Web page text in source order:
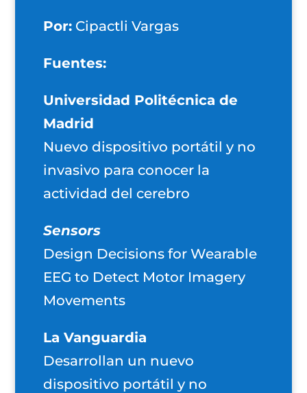
Por:Cipactli Vargas
Fuentes:
Universidad Politécnica de
Madrid
Nuevo dispositivo portátil y no
invasivo para conocer la
actividad del cerebro
Sensors
Design Decisions for Wearable
EEG to Detect Motor Imagery
Movements
La Vanguardia
Desarrollan un nuevo
dispositivo portátil y no